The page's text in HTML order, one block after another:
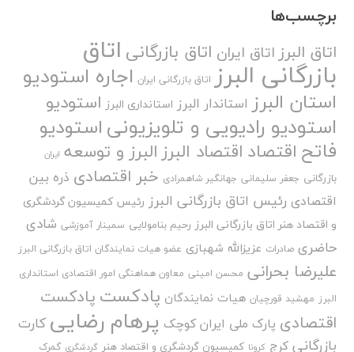
برچسب‌ها
اتاق البرز اتاق ایران اتاق بازرگانی اتاق
بازرگانی البرز اتاق بازرگانی ایران اجاره استودیو
استان البرز استاندار البرز استانداری البرز استودیو
استودیو رادیویی و تلویزیونیاستودیو
فاتح اقتصاد اقتصاد البرزالبرز و توسعه ایران
بازرگانی جعفر سلیمانی جهانگیر شاهمرادی خبر اقتصادی ذره بین
اقتصادی رئیس اتاق بازرگانی البرز رئیس کمیسیون گردشگری
و اقتصاد هنر اتاق بازرگانی البرز رحیم بنامولایی سمینار آموزشی شادی
حاضری صادرات عزیزالله شهبازی عضو هیات نمایندگان اتاق بازرگانی البرز
علیرضا بحرانی محسن امینی معاون هماهنگی امور اقتصادی استانداری
البرز مهشید قورچیان هیات نمایندگان پادکست پادکست
اقتصادی پارک ملی ایران کوچک پرهام رضایی کارت
بازرگانی کرج کرونا کمیسیون گردشگری و اقتصاد هنر گردشگری گمرک